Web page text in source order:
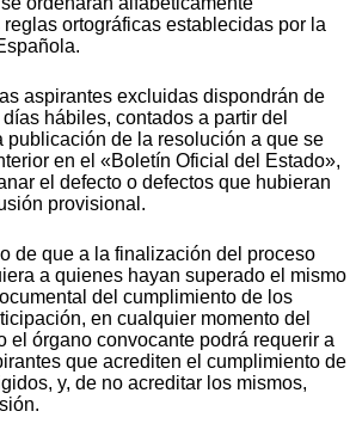
ortográficas establecidas por la
aspirantes excluidas dispondrán de
hábiles, contados a partir del
publicación de la resolución a que se
en el «Boletín Oficial del Estado»,
el defecto o defectos que hubieran
provisional.
que a la finalización del proceso
a quienes hayan superado el mismo
del cumplimiento de los
en cualquier momento del
el órgano convocante podrá requerir a
que acrediten el cumplimiento de
y, de no acreditar los mismos,